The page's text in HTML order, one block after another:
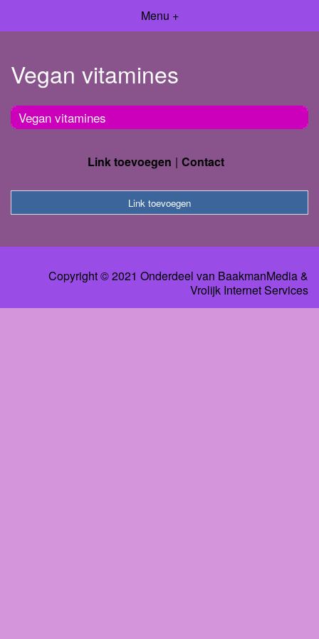
Menu +
Vegan vitamines
Vegan vitamines
Link toevoegen Contact
Link toevoegen
Copyright © 2021 Onderdeel van BaakmanMedia&
Vrolijk Internet Services